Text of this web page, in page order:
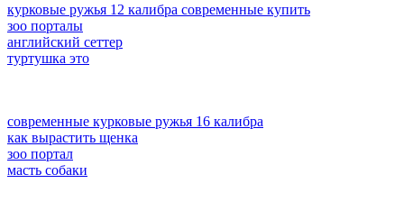
курковые ружья 12 калибра современные купить
зоо порталы
английский сеттер
туртушка это
современные курковые ружья 16 калибра
как вырастить щенка
зоо портал
масть собаки